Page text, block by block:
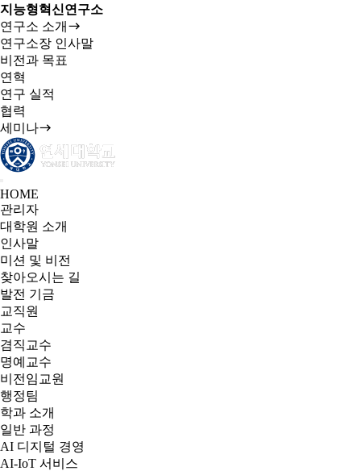
지능형혁신연구소
연구소 소개
연구소장 인사말
비전과 목표
연혁
연구 실적
협력
세미나
HOME
관리자
대학원 소개
인사말
미션 및 비전
찾아오시는 길
발전 기금
교직원
교수
겸직교수
명예교수
비전임교원
행정팀
학과 소개
일반 과정
AI 디지털 경영
AI-IoT 서비스